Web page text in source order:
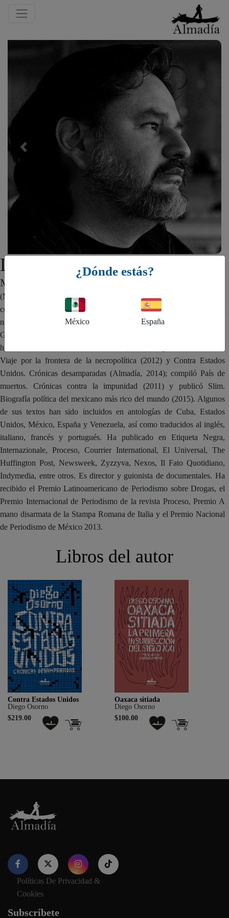
Previous
Diego Osorno
MÉXICO
(Monterrey, 1980). Es autor de libros de crónica sobre el México
contemporáneo: El Cártel de Sinaloa. Una historia del uso político del
narco (2009), Nosotros somos los culpables. La tragedia de la
Guardería ABC (2010), Un vaquero cruza la frontera en silencio. La
historia de Gerónimo González Garza (2011), La guerra de los Zetas.
Viaje por la frontera de la necropolítica (2012) y Contra Estados
Unidos. Crónicas desamparadas (Almadía, 2014); compiló País de
muertos. Crónicas contra la impunidad (2011) y publicó Slim.
Biografía política del mexicano más rico del mundo (2015). Algunos
de sus textos han sido incluidos en antologías de Cuba, Estados
Unidos, México, España y Venezuela, así como traducidos al inglés,
italiano, francés y portugués. Ha publicado en Etiqueta Negra,
Internazionale, Proceso, Courrier International, El Universal, The
Huffington Post, Newsweek, Zyzzyva, Nexos, Il Fato Quotidiano,
Indymedia, entre otros. Es director y guionista de documentales. Ha
recibido el Premio Latinoamericano de Periodismo sobre Drogas, el
Premio Internacional de Periodismo de la revista Proceso, Premio A
mano disarmata de la Stampa Romana de Italia y el Premio Nacional
de Periodismo de México 2013.
Libros del autor
Contra Estados Unidos
Diego Osorno
$219.00
Oaxaca sitiada
Diego Osorno
$100.00
¿Dónde estás?
México España
Nuestro sitio web utiliza cookies para proporcionar su
experiencia de navegación e información relevante. Antes de
continuar utilizando nuestro sitio web, acepte nuestros
Políticas De Privacidad &
Cookies
Subscríbete